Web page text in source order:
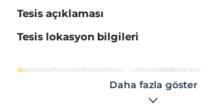
Tesis açıklaması
Tesis lokasyon bilgileri
Daha fazla göster